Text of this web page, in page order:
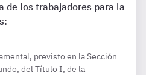
de los trabajadores para la
previsto en la Sección
del Título I, de la